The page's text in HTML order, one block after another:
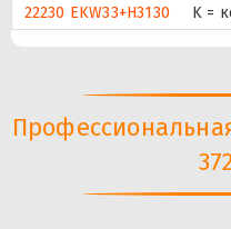
22230 EKW33+H3130
K =